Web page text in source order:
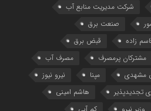
شرکت مدیریت منابع آب
صنعت برق
زاده
قبض برق
مشترکان پرمصرف
مصرف آب
مشهدی مپنا
نیرو نیوز
تجدیدپذیر
هاشم امینی